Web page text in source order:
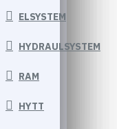
ELSYSTEM
HYDRAULSYSTEM
RAM
HYTT